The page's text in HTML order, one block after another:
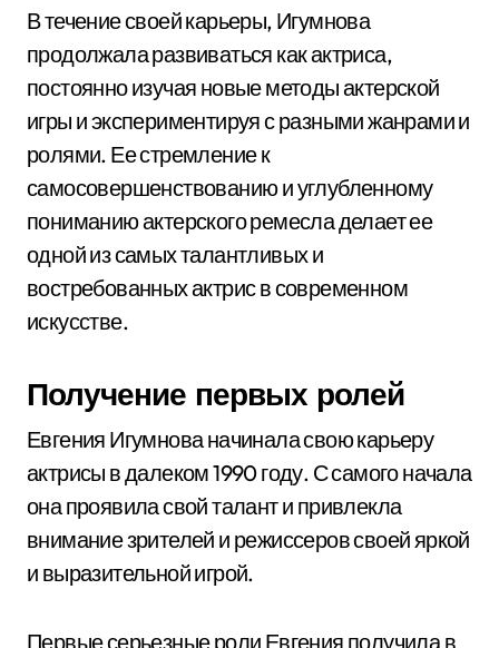
В течение своей карьеры, Игумнова
продолжала развиваться как актриса,
постоянно изучая новые методы актерской
игры и экспериментируя с разными жанрами и
ролями. Ее стремление к
самосовершенствованию и углубленному
пониманию актерского ремесла делает ее
одной из самых талантливых и
востребованных актрис в современном
искусстве.
Получение первых ролей
Евгения Игумнова начинала свою карьеру
актрисы в далеком 1990 году. С самого начала
она проявила свой талант и привлекла
внимание зрителей и режиссеров своей яркой
и выразительной игрой.
Первые серьезные роли Евгения получила в